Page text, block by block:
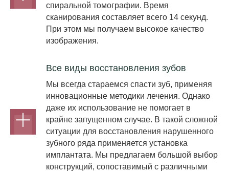
спиральной томографии. Время
сканирования составляет всего 14 секунд.
При этом мы получаем высокое качество
изображения.
Все виды восстановления зубов
Мы всегда стараемся спасти зуб, применяя
инновационные методики лечения. Однако
даже их использование не помогает в
крайне запущенном случае. В такой сложной
ситуации для восстановления нарушенного
зубного ряда применяется установка
имплантата. Мы предлагаем большой выбор
конструкций, сопоставимый с различными